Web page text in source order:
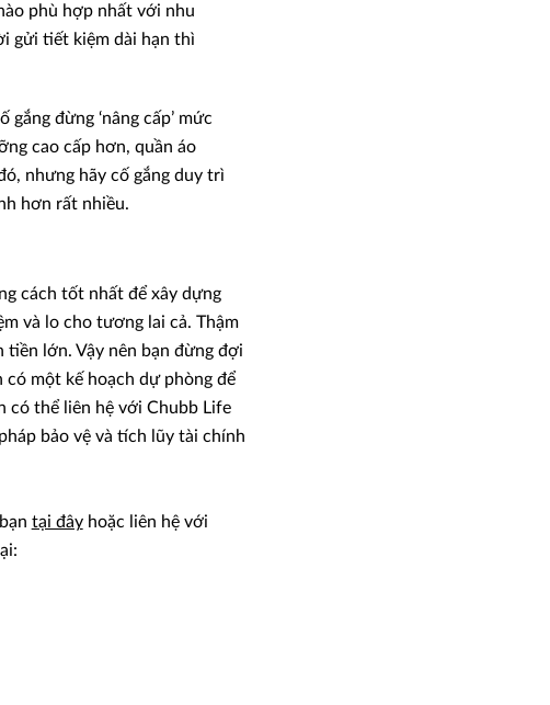
phù hợp nhất với nhu
gửi tiết kiệm dài hạn thì
đừng ‘nâng cấp’ mức
cao cấp hơn, quần áo
nhưng hãy cố gắng duy trì
hơn rất nhiều.
cách tốt nhất để xây dựng
và lo cho tương lai cả. Thậm
lớn. Vậy nên bạn đừng đợi
có một kế hoạch dự phòng để
có thể liên hệ với Chubb Life
bảo vệ và tích lũy tài chính
tại đâyhoặc liên hệ với